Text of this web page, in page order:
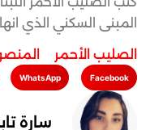
المبنى السكني الذي
الصليب الأحمر
Facebook
WhatsApp
سارة